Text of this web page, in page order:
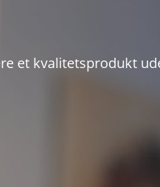
et kvalitetsprodukt